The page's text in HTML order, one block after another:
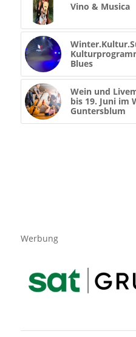
Vino & Musica
Blues
Wein und
bis 19. Juni im
Guntersblum
Werbung